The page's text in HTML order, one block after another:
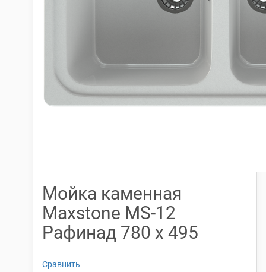
Мойка каменная
Maxstone МS-12
Рафинад 780 х 495
Сравнить